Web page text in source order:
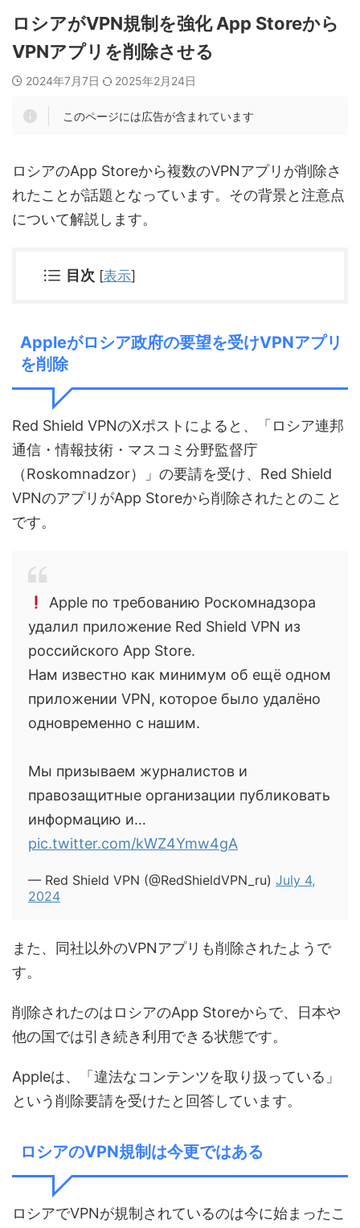
ロシアがVPN規制を強化 App Storeから
VPNアプリを削除させる
2024年7月7日 2025年2月24日
このページには広告が含まれています
ロシアのApp Storeから複数のVPNアプリが削除さ
れたことが話題となっています。その背景と注意点
について解説します。
目次 [表示]
Appleがロシア政府の要望を受けVPNアプリ
を削除
Red Shield VPNのXポストによると、「ロシア連邦
通信・情報技術・マスコミ分野監督庁
（Roskomnadzor）」の要請を受け、Red Shield
VPNのアプリがApp Storeから削除されたとのこと
です。
Apple по требованию Роскомнадзора
удалил приложение Red Shield VPN из
российского App Store.
Нам известно как минимум об ещё одном
приложении VPN, которое было удалёно
одновременно с нашим.
Мы призываем журналистов и
правозащитные организации публиковать
информацию и…
pic.twitter.com/kWZ4Ymw4gA
— Red Shield VPN (@RedShieldVPN_ru) July 4,
2024
また、同社以外のVPNアプリも削除されたようで
す。
削除されたのはロシアのApp Storeからで、日本や
他の国では引き続き利用できる状態です。
Appleは、「違法なコンテンツを取り扱っている」
という削除要請を受けたと回答しています。
ロシアのVPN規制は今更ではある
ロシアでVPNが規制されているのは今に始まったこ